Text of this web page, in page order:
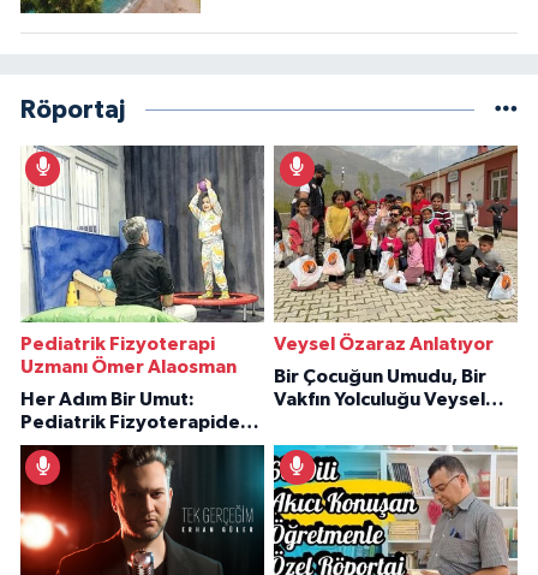
Röportaj
Pediatrik Fizyoterapi
Uzmanı Ömer Alaosman
Her Adım Bir Umut:
Pediatrik Fizyoterapiden
İlham Veren Hikâyeler
Veysel Özaraz Anlatıyor
Bir Çocuğun Umudu, Bir
Vakfın Yolculuğu Veysel